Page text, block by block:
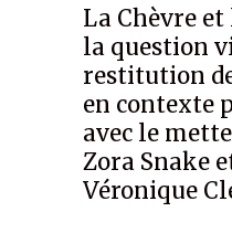
La Chèvre
la question
restitution
en contexte
avec le
Zora Snake
Véronique